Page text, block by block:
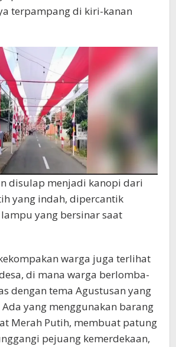
terpampang di kiri-kanan
disulap menjadi kanopi dari
yang indah, dipercantik
yang bersinar saat
warga juga terlihat
di mana warga berlomba-
dengan tema Agustusan yang
yang menggunakan barang
Merah Putih, membuat patung
pejuang kemerdekaan,